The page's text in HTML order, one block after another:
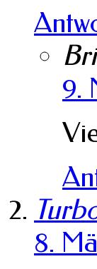
9.
8.